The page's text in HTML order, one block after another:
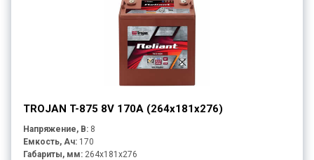
TROJAN T-875 8V 170A (264х181х276)
Напряжение, В: 8
Емкость, Ач: 170
Габариты, мм: 264x181x276